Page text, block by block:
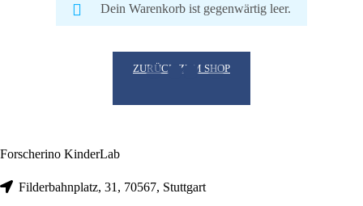
Dein Warenkorb ist gegenwärtig leer.
ZURÜCK ZUM SHOP
Forscherino KinderLab
Filderbahnplatz, 31, 70567, Stuttgart